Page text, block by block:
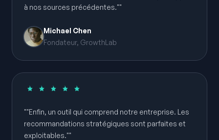
à nos sources précédentes.""
Michael Chen
Fondateur, GrowthLab
""Enfin, un outil qui comprend notre entreprise. Les
recommandations stratégiques sont parfaites et
exploitables.""